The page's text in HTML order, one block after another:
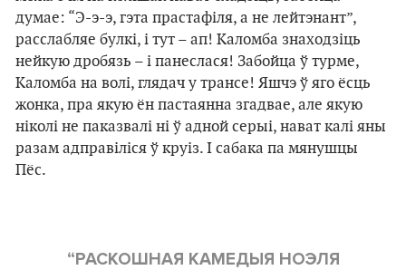
думае: “Э-э-э, гэта прастафіля, а не лейтэнант”,
расслабляе булкі, і тут – ап! Каломба знаходзіць
нейкую дробязь – і панеслася! Забойца ў турме,
Каломба на волі, глядач у трансе! Яшчэ ў яго ёсць
жонка, пра якую ён пастаянна згадвае, але якую
ніколі не паказвалі ні ў адной серыі, нават калі яны
разам адправіліся ў круіз. І сабака па мянушцы
Пёс.
“РАСКОШНАЯ КАМЕДЫЯ НОЭЛЯ